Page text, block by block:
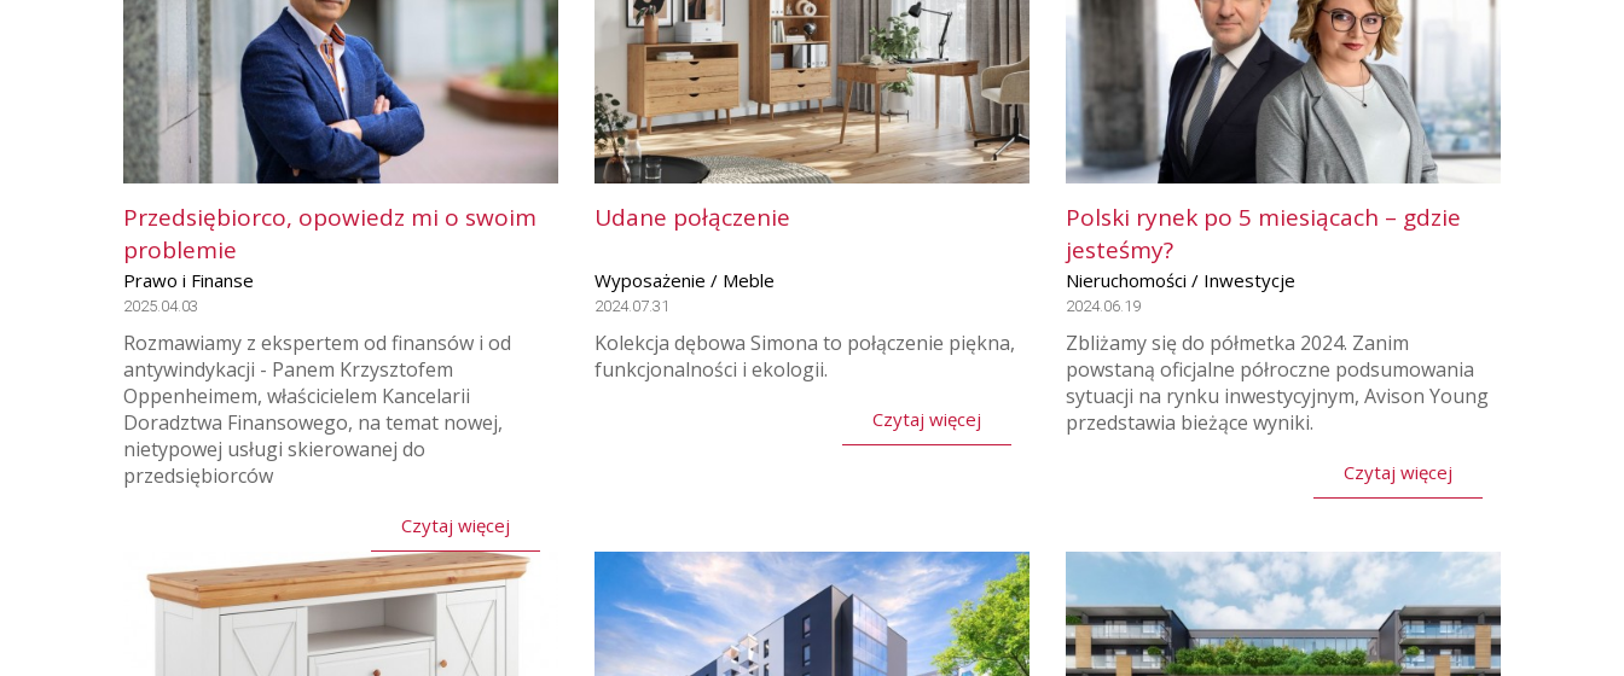
Przedsiębiorco, opowiedz mi o swoim
problemie
Prawo i Finanse
2025.04.03
Rozmawiamy z ekspertem od finansów i od
antywindykacji - Panem Krzysztofem
Oppenheimem, właścicielem Kancelarii
Doradztwa Finansowego, na temat nowej,
nietypowej usługi skierowanej do
przedsiębiorców
Czytaj więcej
Udane połączenie
Wyposażenie / Meble
2024.07.31
Kolekcja dębowa Simona to połączenie piękna,
funkcjonalności i ekologii.
Czytaj więcej
Polski rynek po 5 miesiącach – gdzie
jesteśmy?
Nieruchomości / Inwestycje
2024.06.19
Zbliżamy się do półmetka 2024. Zanim
powstaną oficjalne półroczne podsumowania
sytuacji na rynku inwestycyjnym, Avison Young
przedstawia bieżące wyniki.
Czytaj więcej